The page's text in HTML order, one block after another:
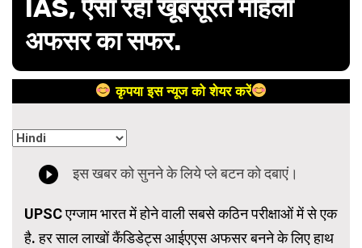
IAS, ऐसा रहा खूबसूरत महिला
अफसर का सफर.
कृपया इस न्यूज को शेयर करें
UPSC एग्जाम भारत में होने वाली सबसे कठिन परीक्षाओं में से एक
है. हर साल लाखों कैंडिडेट्स आईएएस अफसर बनने के लिए हाथ